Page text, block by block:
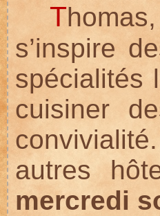
T
s’inspire
spécialités
cuisiner
autres
mercredi